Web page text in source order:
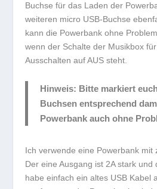
Buchse für das Laden der
weiteren micro USB-Buchse
kann die Powerbank ohne
wenn der Schalte der Musikbox
Ausschalten auf AUS steht.
Hinweis: Bitte markiert
Buchsen entsprechend
Powerbank auch ohne
Ich verwende eine Powerbank mit
Der eine Ausgang ist 2A stark
habe einfach ein altes USB Kabel